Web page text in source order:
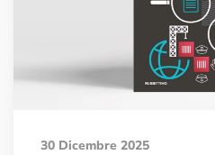
30 Dicembre 2025